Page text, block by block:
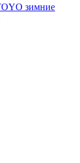
зимние